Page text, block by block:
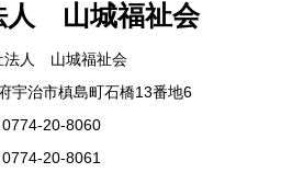
人 山城福祉会
法人 山城福祉会
宇治市槙島町石橋13番地6
0774-20-8060
0774-20-8061